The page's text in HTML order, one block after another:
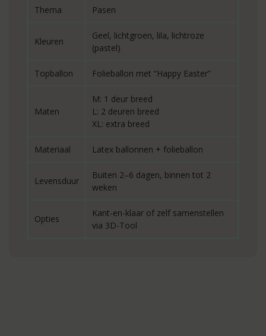
Thema Pasen
Kleuren
Geel, lichtgroen, lila, lichtroze
(pastel)
Topballon Folieballon met “Happy Easter”
Maten
M: 1 deur breed
L: 2 deuren breed
XL: extra breed
Materiaal Latex ballonnen + folieballon
Levensduur
Buiten 2–6 dagen, binnen tot 2
weken
Opties
Kant-en-klaar of zelf samenstellen
via 3D-Tool